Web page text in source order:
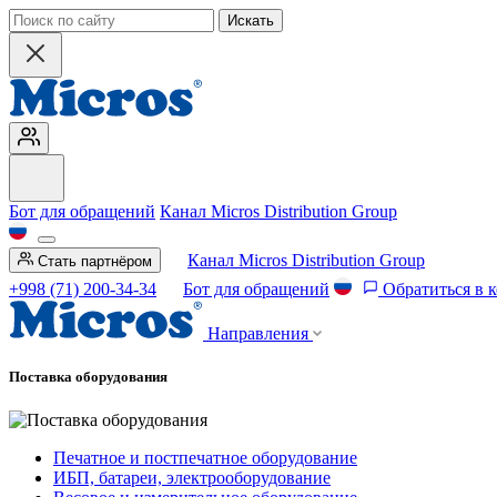
Искать
Бот для обращений Канал Micros Distribution Group
Стать партнёром
Канал Micros Distribution Group
+998 (71) 200-34-34
Бот для обращений Обратиться в
Направления
Поставка оборудования
Печатное и постпечатное оборудование
ИБП, батареи, электрооборудование